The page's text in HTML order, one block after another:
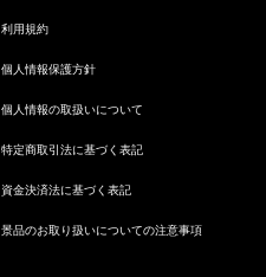
利用規約
個人情報保護方針
個人情報の取扱いについて
特定商取引法に基づく表記
資金決済法に基づく表記
景品のお取り扱いについての注意事項